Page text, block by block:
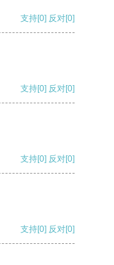
支持[0] 反对[0]
支持[0] 反对[0]
支持[0] 反对[0]
支持[0] 反对[0]